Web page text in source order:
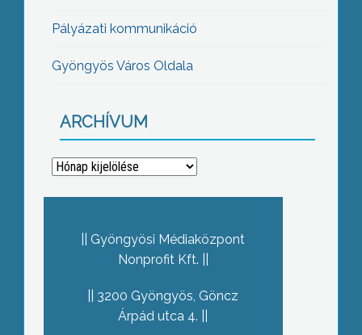
Pályázati kommunikáció
Gyöngyös Város Oldala
ARCHÍVUM
Archívum
Gyöngyösi Médiaközpont
Nonprofit Kft.
3200 Gyöngyös, Göncz
Árpád utca 4.